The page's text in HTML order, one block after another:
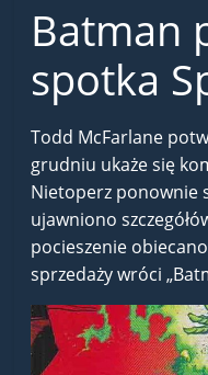
Batman
spotka
Todd McFarlane
grudniu ukaże się
Nietoperz ponownie
ujawniono
pocieszenie
sprzedaży wróci